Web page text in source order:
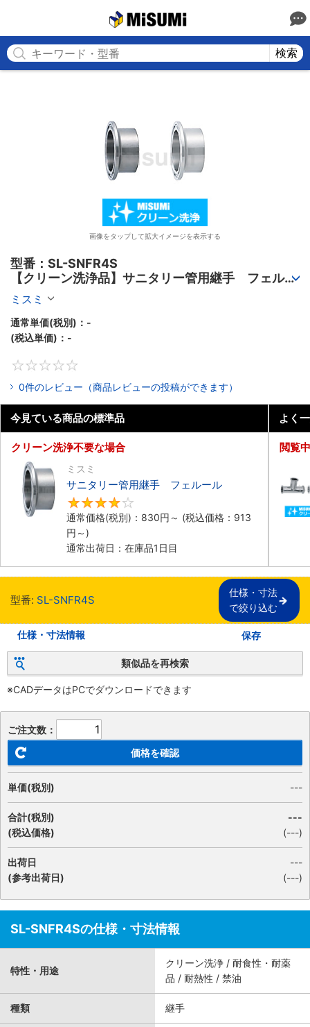
検索
画像をタップして拡大イメージを表示する
型番：SL-SNFR4S
【クリーン洗浄品】サニタリー管用継手　フェルー
ル
ミスミ
通常単価(税別)： -
(税込単価)： -
0件のレビュー（商品レビューの投稿ができます）
今見ている商品の標準品
クリーン洗浄不要な場合
ミスミ
サニタリー管用継手 フェルール
通常価格(税別)： 830円 ～ (税込価格： 913
円 ～)
通常出荷日：在庫品1日目
よく
閲覧
型番: SL-SNFR4S
仕様・寸法
で絞り込む
仕様・寸法情報 保存
類似品を再検索
※CADデータはPCでダウンロードできます
ご注文数：
価格を確認
単価(税別) ---
合計(税別)
(税込価格)
---
(---)
出荷日
(参考出荷日)
---
(---)
SL-SNFR4Sの仕様・寸法情報
特性・用途
クリーン洗浄 / 耐食性・耐薬
品 / 耐熱性 / 禁油
種類 継手